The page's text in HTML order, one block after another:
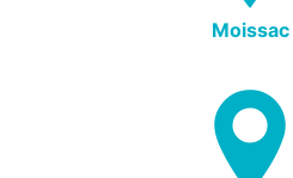
Moissac